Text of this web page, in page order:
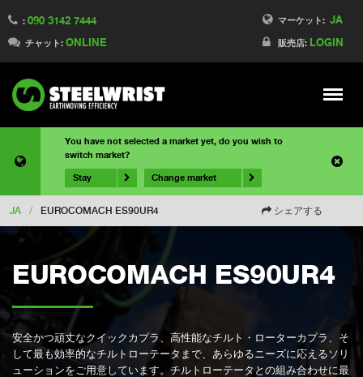
マーケット: JA
販売店: LOGIN
: 090 3142 7444
チャット: ONLINE
Meny
You have not selected a market yet, do you wish to
switch market?
Stay Change market
JA / EUROCOMACH ES90UR4 シェアする
EUROCOMACH ES90UR4
安全かつ頑丈なクイックカプラ、高性能なチルト・ローターカプラ、そ
して最も効率的なチルトローテータまで、あらゆるニーズに応えるソリ
ューションをご用意しています。チルトローテータとの組み合わせに最